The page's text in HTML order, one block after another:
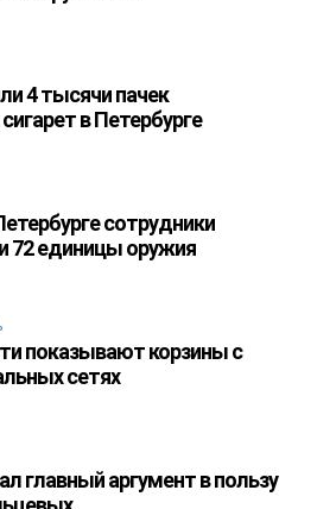
4 тысячи пачек
в Петербурге
сотрудники
72 единицы оружия
показывают корзины с
сетях
главный аргумент в пользу